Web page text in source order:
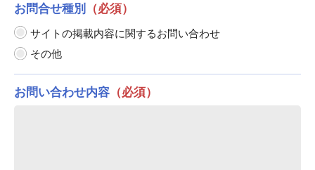
お問合せ種別 （必須）
サイトの掲載内容に関するお問い合わせ
その他
お問い合わせ内容 （必須）